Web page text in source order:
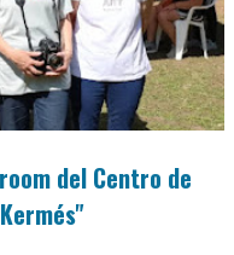
del Centro de